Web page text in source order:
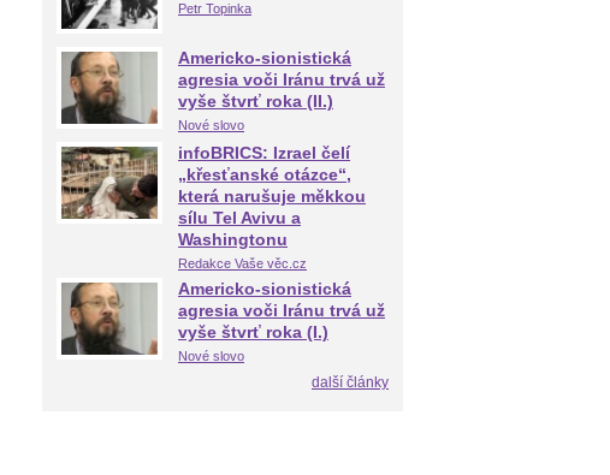
Petr Topinka
Americko-sionistická
agresia voči Iránu trvá už
vyše štvrť roka (II.)
Nové slovo
infoBRICS: Izrael čelí
„křesťanské otázce“,
která narušuje měkkou
sílu Tel Avivu a
Washingtonu
Redakce Vaše věc.cz
Americko-sionistická
agresia voči Iránu trvá už
vyše štvrť roka (I.)
Nové slovo
další články